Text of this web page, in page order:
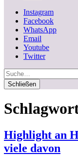
Instagram
Facebook
WhatsApp
Email
Youtube
Twitter
Suche
Schließen
Highlight an
viele davon